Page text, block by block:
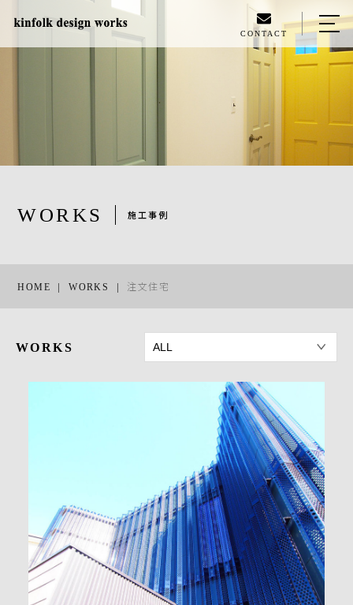
CONTACT
WORKS 施工事例
HOME WORKS 注文住宅
WORKS
HOME
SERVICE
052-779-6726
CONTACT